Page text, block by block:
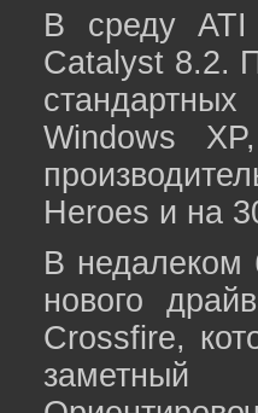
В среду ATI
Catalyst 8.2.
Windows
Heroes и на
В недалеком
нового
Crossfire,
заметный